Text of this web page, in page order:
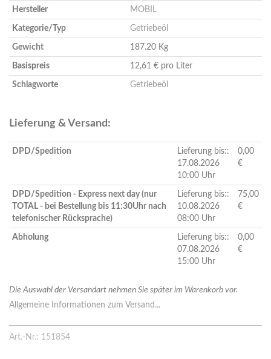
Hersteller MOBIL
Kategorie/Typ Getriebeöl
Gewicht 187.20 Kg
Basispreis 12,61 € pro Liter
Schlagworte Getriebeöl
Lieferung & Versand:
DPD/Spedition
Lieferung bis::
17.08.2026
10:00 Uhr
0,00
€
DPD/Spedition - Express next day (nur
TOTAL - bei Bestellung bis 11:30Uhr nach
telefonischer Rücksprache)
Lieferung bis::
10.08.2026
08:00 Uhr
75,00
€
Abholung
Lieferung bis::
07.08.2026
15:00 Uhr
0,00
€
Die Auswahl der Versandart nehmen Sie später im Warenkorb vor.
Allgemeine Informationen zum Versand...
Art.-Nr.: 151854